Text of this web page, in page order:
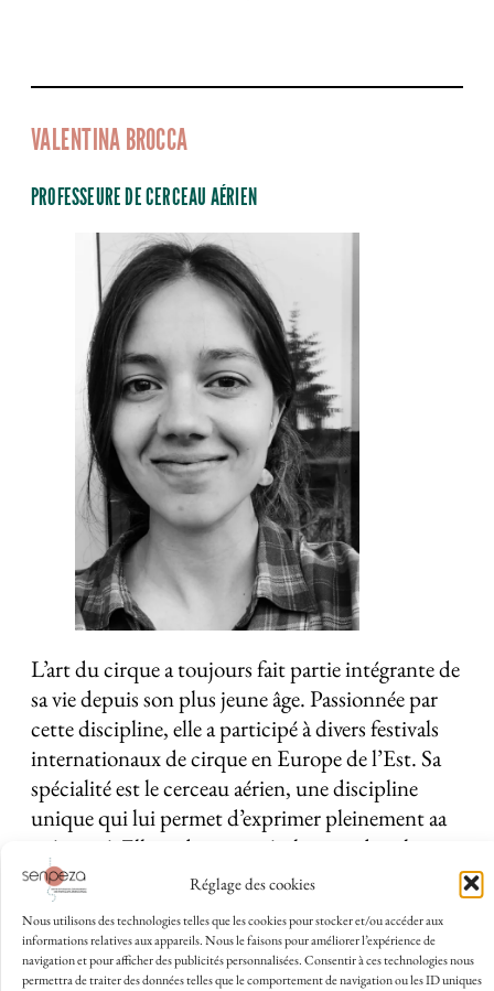
Réglage des cookies
Nous utilisons des technologies telles que les cookies pour stocker et/ou accéder aux
informations relatives aux appareils. Nous le faisons pour améliorer l’expérience de
navigation et pour afficher des publicités personnalisées. Consentir à ces technologies nous
permettra de traiter des données telles que le comportement de navigation ou les ID uniques
VALENTINA BROCCA
PROFESSEURE DE CERCEAU AÉRIEN
L’art du cirque a toujours fait partie intégrante de
sa vie depuis son plus jeune âge. Passionnée par
cette discipline, elle a participé à divers festivals
internationaux de cirque en Europe de l’Est. Sa
spécialité est le cerceau aérien, une discipline
unique qui lui permet d’exprimer pleinement aa
créativité. Elle se distingue également dans la
création de chorégraphies au sol, intégrant danse
et figures de handstand.
Avec de l’expérience dans l’enseignement du